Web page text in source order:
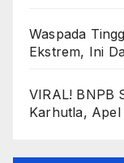
Waspada
Ekstrem, Ini
VIRAL! BNPB
Karhutla, Apel